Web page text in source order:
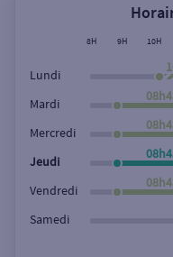
Ville / Code postal
Rue
8H 9H 10H
Lundi
Mardi
Mercredi
Jeudi
Vendredi
Samedi